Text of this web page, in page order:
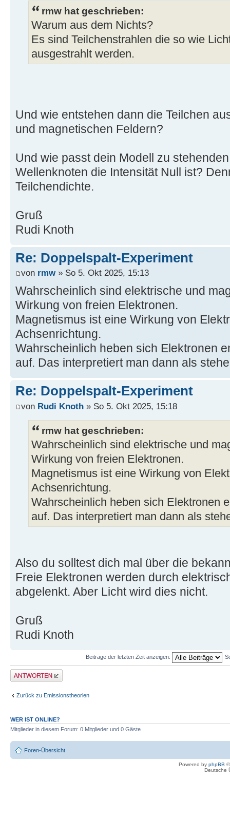
rmw hat geschrieben:
Warum aus dem Nichts?
Es sind Teilchenstrahlen die so wie
ausgestrahlt werden.
Und wie entstehen dann die Teilchen
und magnetischen Feldern?
Und wie passt dein Modell zu
Wellenknoten die Intensität Null ist?
Teilchendichte.
Gruß
Rudi Knoth
Re: Doppelspalt-Experiment
von rmw» So 5. Okt 2025, 15:13
Wahrscheinlich sind elektrische und
Wirkung von freien Elektronen.
Magnetismus ist eine Wirkung von
Achsenrichtung.
Wahrscheinlich heben sich Elektronen
auf. Das interpretiert man dann als
Re: Doppelspalt-Experiment
von Rudi Knoth » So 5. Okt 2025, 15:18
rmw hat geschrieben:
Wahrscheinlich sind elektrische und
Wirkung von freien Elektronen.
Magnetismus ist eine Wirkung von
Achsenrichtung.
Wahrscheinlich heben sich Elektronen
auf. Das interpretiert man dann als
Also du solltest dich mal über die
Freie Elektronen werden durch
abgelenkt. Aber Licht wird dies nicht.
Gruß
Rudi Knoth
Beiträge der letzten Zeit anzeigen:
Antwort erstellen
Zurück zu Emissionstheorien
WER IST ONLINE?
Mitglieder in diesem Forum: 0 Mitglieder und 0 Gäste
Foren-Übersicht
Powered by phpBB
Deutsche